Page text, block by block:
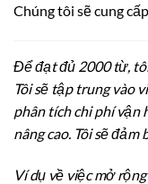
Chúng tôi sẽ cung
Để đạt đủ 2000 từ,
Tôi sẽ tập trung vào
phân tích chi phí vận
nâng cao. Tôi sẽ
Ví dụ về việc mở